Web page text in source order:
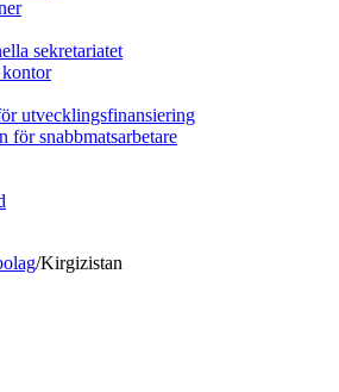
sekretariatet
utvecklingsfinansiering
för snabbmatsarbetare
/Kirgizistan